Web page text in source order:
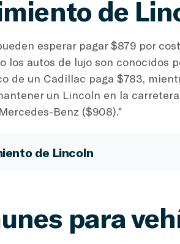
de
esperar pagar $879 por
los autos de lujo son conocidos
de un Cadillac paga $783,
un Lincoln en la
Benz ($908).*
de Lincoln
para